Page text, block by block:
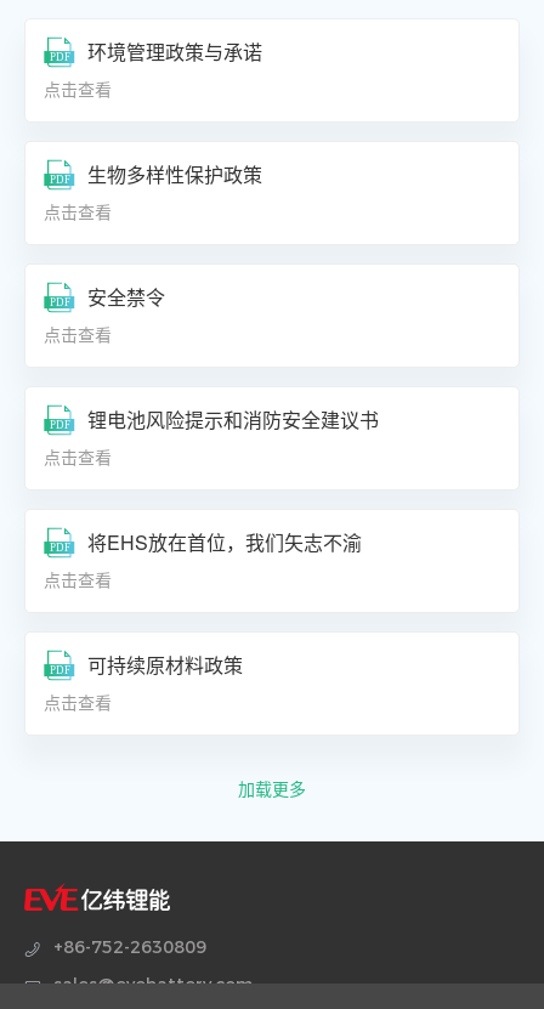
环境管理政策与承诺
点击查看
生物多样性保护政策
点击查看
安全禁令
点击查看
锂电池风险提示和消防安全建议书
点击查看
将EHS放在首位，我们矢志不渝
点击查看
可持续原材料政策
点击查看
加载更多
+86-752-2630809
sales@evebattery.com